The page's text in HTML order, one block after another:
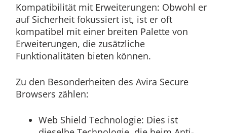
Kompatibilität mit Erweiterungen: Obwohl er
auf Sicherheit fokussiert ist, ist er oft
kompatibel mit einer breiten Palette von
Erweiterungen, die zusätzliche
Funktionalitäten bieten können.
Zu den Besonderheiten des Avira Secure
Browsers zählen:
Web Shield Technologie: Dies ist